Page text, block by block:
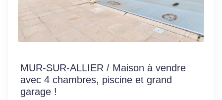
MUR-SUR-ALLIER / Maison à vendre
avec 4 chambres, piscine et grand
garage !